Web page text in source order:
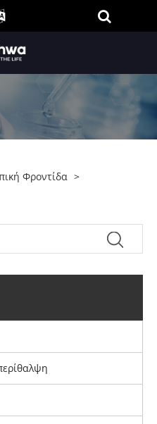
Φροντίδα >